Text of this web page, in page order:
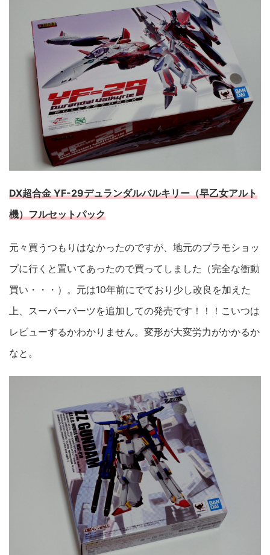
DX超合金 YF-29デュランダルバルキリー（早乙女アルト
機）フルセットパック
元々買うつもりはなかったのですが、地元のプラモショッ
プに行くと置いてあったので買ってしました（完全な衝動
買い・・・）。元は10年前にでており少し改良を加えた
上、スーパーパーツを追加しての発売です！！！こいつは
レビューするかわかりません。変形が大変労力がかかるか
なと。